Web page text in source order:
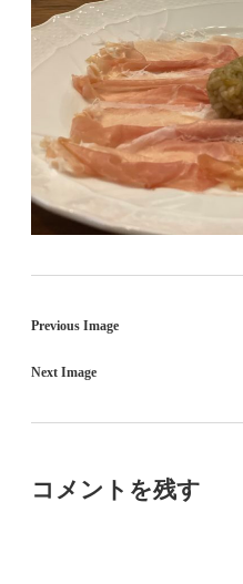
Previous Image
Next Image
コメントを残す